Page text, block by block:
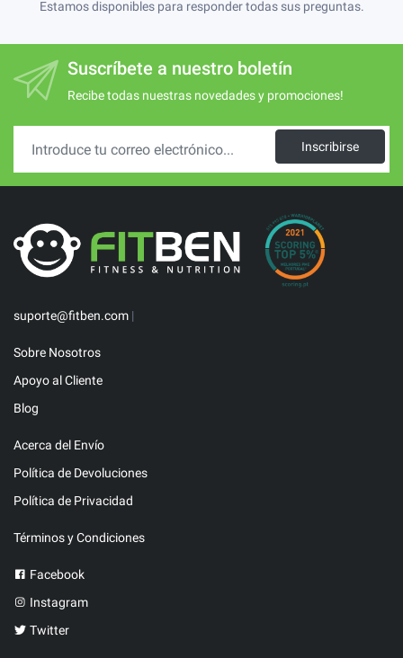
Estamos disponibles para responder todas sus preguntas.
Suscríbete a nuestro boletín
Recibe todas nuestras novedades y promociones!
Inscribirse
suporte@fitben.com |
Sobre Nosotros
Apoyo al Cliente
Blog
Acerca del Envío
Política de Devoluciones
Política de Privacidad
Términos y Condiciones
Facebook
Instagram
Twitter